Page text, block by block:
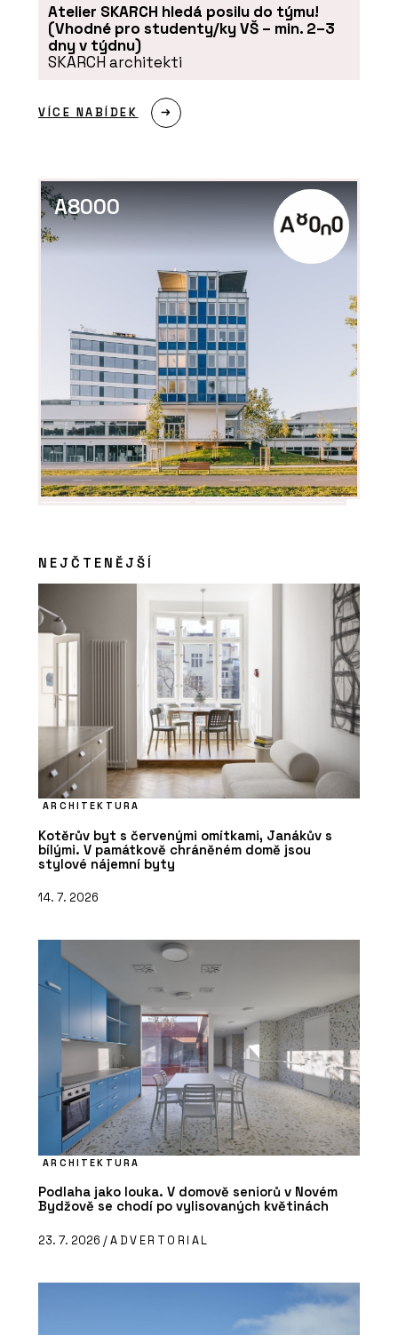
Atelier SKARCH hledá posilu do týmu!
(Vhodné pro studenty/ky VŠ – min. 2–3
dny v týdnu)
SKARCH architekti
VÍCE NABÍDEK
A8000
NEJČTENĚJŠÍ
ARCHITEKTURA
Kotěrův byt s červenými omítkami, Janákův s
bílými. V památkově chráněném domě jsou
stylové nájemní byty
14. 7. 2026
ARCHITEKTURA
Podlaha jako louka. V domově seniorů v Novém
Bydžově se chodí po vylisovaných květinách
23. 7. 2026 /ADVERTORIAL